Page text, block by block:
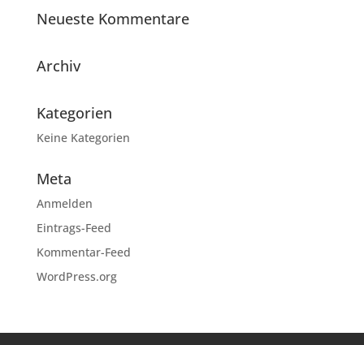
Neueste Kommentare
Archiv
Kategorien
Keine Kategorien
Meta
Anmelden
Eintrags-Feed
Kommentar-Feed
WordPress.org